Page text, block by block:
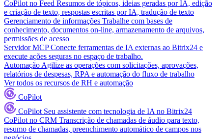
CoPilot no Feed Resumos de tópicos, ideias geradas por IA, edição
e criação de texto, respostas escritas por IA, tradução de texto
Gerenciamento de informações Trabalhe com bases de
conhecimento, documentos on-line, armazenamento de arquivos,
permissões de acesso
Servidor MCP Conecte ferramentas de IA externas ao Bitrix24 e
execute ações seguras no espaço de trabalho.
Automação Agilize as operações com solicitações, aprovações,
relatórios de despesas, RPA e automação do fluxo de trabalho
Ver todos os recursos de RH e automação
CoPilot
CoPilot Seu assistente com tecnologia de IA no Bitrix24
CoPilot no CRM Transcrição de chamadas de áudio para texto,
resumo de chamadas, preenchimento automático de campos nos